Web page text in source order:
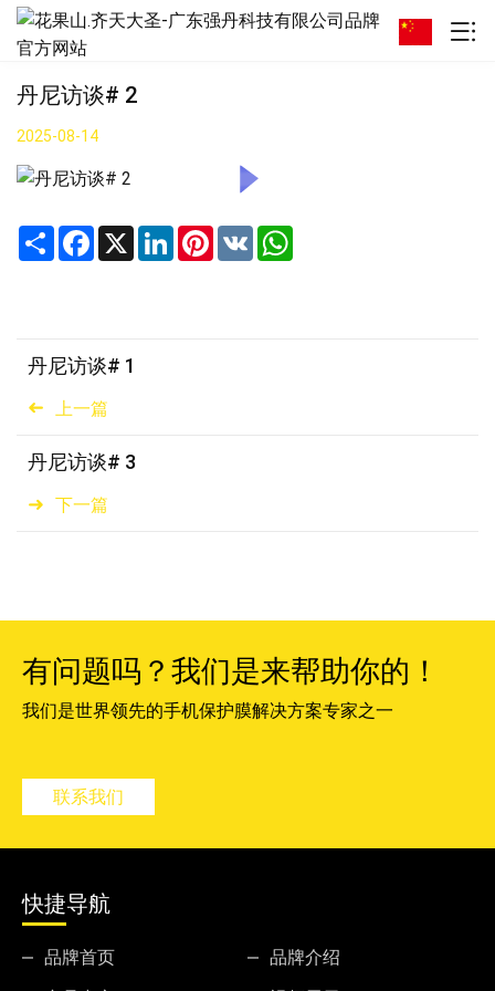
丹尼访谈# 2
2025-08-14
Share Facebook
X LinkedInPinterest
VK
上一篇
丹尼访谈# 1
下一篇
丹尼访谈# 3
有问题吗？我们是来帮助你的！
我们是世界领先的手机保护膜解决方案专家之一
联系我们
快捷导航
品牌首页
品牌介绍